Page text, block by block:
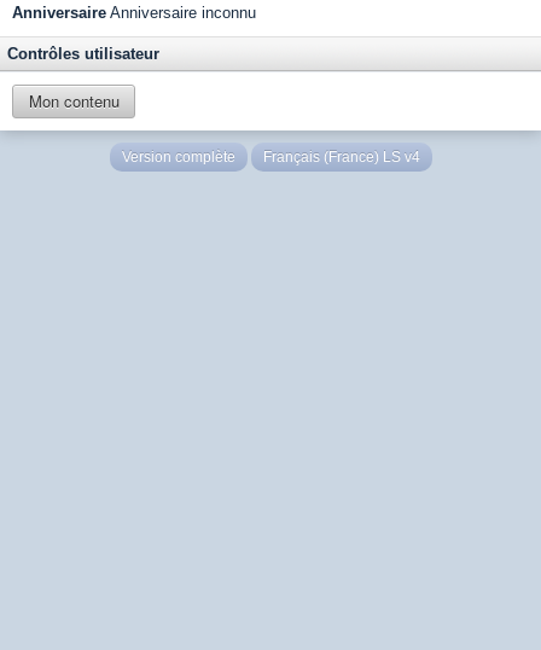
Anniversaire Anniversaire inconnu
Contrôles utilisateur
Mon contenu
Version complète Français (France) LS v4